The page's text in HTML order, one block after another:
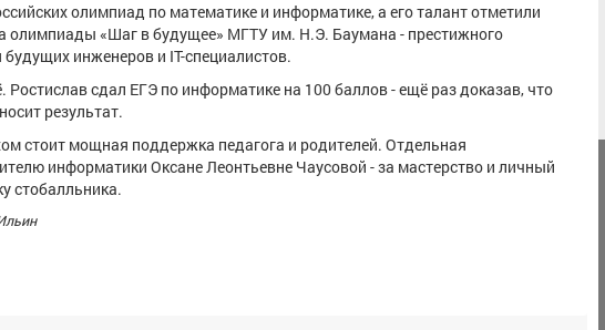
олимпиад по математике и информатике, а его талант отметили
олимпиады «Шаг в будущее» МГТУ им. Н.Э. Баумана - престижного
инженеров и IT-специалистов.
Ростислав сдал ЕГЭ по информатике на 100 баллов - ещё раз доказав, что
результат.
стоит мощная поддержка педагога и родителей. Отдельная
информатики Оксане Леонтьевне Чаусовой - за мастерство и личный
стобалльника.